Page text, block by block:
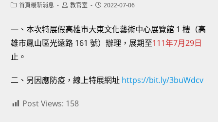
Post首頁最新消息
Post教官室
Post2022-07-06
一、本次特展假高雄市大東文化藝術中心展覽館 1 樓（高
雄市鳳山區光遠路 161 號）辦理，展期至111年7月29日
止。
二、另因應防疫，線上特展網址 https://bit.ly/3buWdcv
Post Views: 158